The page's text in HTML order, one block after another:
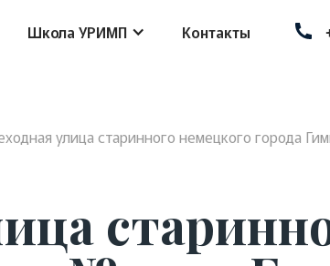
Школа УРИМП Контакты
улица старинного немецкого города